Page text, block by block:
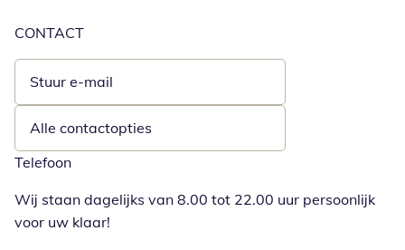
CONTACT
Stuur e-mail
Opent e-mailclient
Alle contactopties
Telefoon
Wij staan dagelijks van 8.00 tot 22.00 uur persoonlijk
voor uw klaar!